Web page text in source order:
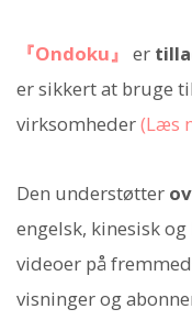
『Ondoku』 er
er sikkert at bruge
virksomheder(Læs
Den understøtter
engelsk, kinesisk
videoer på
visninger og